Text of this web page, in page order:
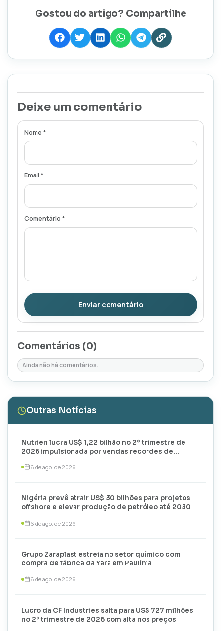
Gostou do artigo? Compartilhe
Deixe um comentário
Nome *
Email *
Comentário *
Enviar comentário
Comentários (0)
Ainda não há comentários.
Outras Notícias
Nutrien lucra US$ 1,22 bilhão no 2º trimestre de
2026 impulsionada por vendas recordes de
6 de ago. de 2026
Nigéria prevê atrair US$ 30 bilhões para projetos
offshore e elevar produção de petróleo até 2030
6 de ago. de 2026
Grupo Zaraplast estreia no setor químico com
compra de fábrica da Yara em Paulínia
6 de ago. de 2026
Lucro da CF Industries salta para US$ 727 milhões
no 2º trimestre de 2026 com alta nos preços